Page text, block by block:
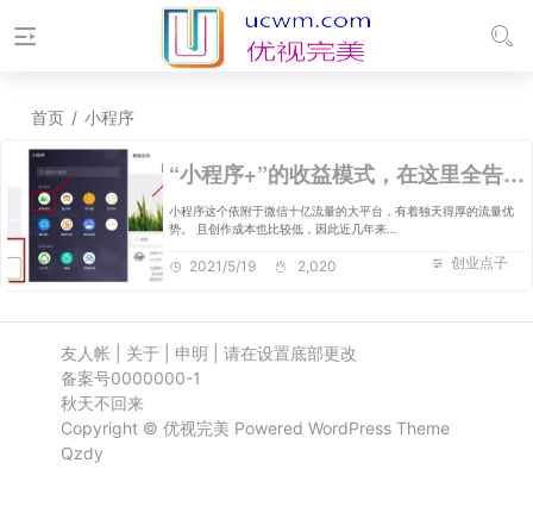
首页 / 小程序
“小程序+”的收益模式，在这里全告诉你！
小程序这个依附于微信十亿流量的大平台，有着独天得厚的流量优
势。 且创作成本也比较低，因此近几年来…
创业点子
2021/5/19 2,020
友人帐 关于| 申明
请在设置底部更改
备案号0000000-1
秋天不回来
Copyright © 优视完美 Powered WordPressTheme
Qzdy